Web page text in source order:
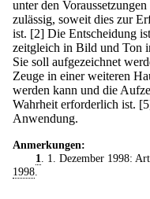
unter den
zulässig, soweit dies zur
ist. [2] Die Entscheidung
zeitgleich in Bild und Ton
Sie soll aufgezeichnet
Zeuge in einer weiteren
werden kann und die
Wahrheit erforderlich ist.
Anwendung.
Anmerkungen:
1. 1. Dezember 1998:
1998.